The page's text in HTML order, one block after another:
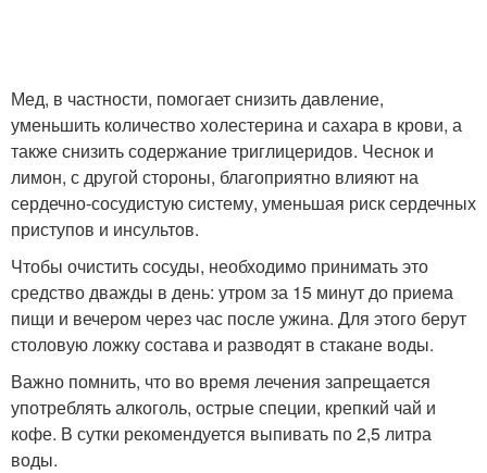
Мед, в частности, помогает снизить давление,
уменьшить количество холестерина и сахара в крови, а
также снизить содержание триглицеридов. Чеснок и
лимон, с другой стороны, благоприятно влияют на
сердечно-сосудистую систему, уменьшая риск сердечных
приступов и инсультов.
Чтобы очистить сосуды, необходимо принимать это
средство дважды в день: утром за 15 минут до приема
пищи и вечером через час после ужина. Для этого берут
столовую ложку состава и разводят в стакане воды.
Важно помнить, что во время лечения запрещается
употреблять алкоголь, острые специи, крепкий чай и
кофе. В сутки рекомендуется выпивать по 2,5 литра
воды.